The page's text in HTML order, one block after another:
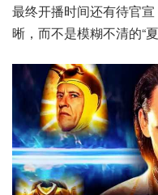
最终开播时间还有待官
晰，而不是模糊不清的“夏